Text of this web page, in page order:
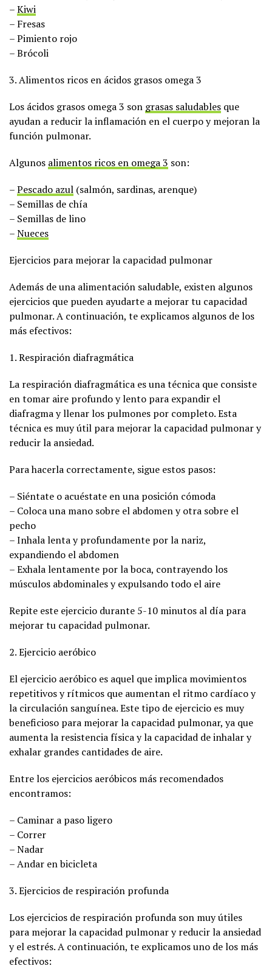
–Kiwi
– Fresas
– Pimiento rojo
– Brócoli
3. Alimentos ricos en ácidos grasos omega 3
Los ácidos grasos omega 3 son grasas saludables que
ayudan a reducir la inflamación en el cuerpo y mejoran la
función pulmonar.
Algunos alimentos ricos en omega 3 son:
–Pescado azul (salmón, sardinas, arenque)
– Semillas de chía
– Semillas de lino
–Nueces
Ejercicios para mejorar la capacidad pulmonar
Además de una alimentación saludable, existen algunos
ejercicios que pueden ayudarte a mejorar tu capacidad
pulmonar. A continuación, te explicamos algunos de los
más efectivos:
1. Respiración diafragmática
La respiración diafragmática es una técnica que consiste
en tomar aire profundo y lento para expandir el
diafragma y llenar los pulmones por completo. Esta
técnica es muy útil para mejorar la capacidad pulmonar y
reducir la ansiedad.
Para hacerla correctamente, sigue estos pasos:
– Siéntate o acuéstate en una posición cómoda
– Coloca una mano sobre el abdomen y otra sobre el
pecho
– Inhala lenta y profundamente por la nariz,
expandiendo el abdomen
– Exhala lentamente por la boca, contrayendo los
músculos abdominales y expulsando todo el aire
Repite este ejercicio durante 5-10 minutos al día para
mejorar tu capacidad pulmonar.
2. Ejercicio aeróbico
El ejercicio aeróbico es aquel que implica movimientos
repetitivos y rítmicos que aumentan el ritmo cardíaco y
la circulación sanguínea. Este tipo de ejercicio es muy
beneficioso para mejorar la capacidad pulmonar, ya que
aumenta la resistencia física y la capacidad de inhalar y
exhalar grandes cantidades de aire.
Entre los ejercicios aeróbicos más recomendados
encontramos:
– Caminar a paso ligero
– Correr
– Nadar
– Andar en bicicleta
3. Ejercicios de respiración profunda
Los ejercicios de respiración profunda son muy útiles
para mejorar la capacidad pulmonar y reducir la ansiedad
y el estrés. A continuación, te explicamos uno de los más
efectivos: